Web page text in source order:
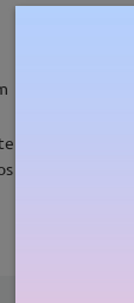
amelyek
kiemeléseket